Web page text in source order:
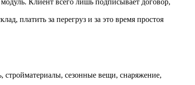
Клиент всего лишь подписывает договор,
платить за перегруз и за это время простоя
стройматериалы, сезонные вещи, снаряжение,